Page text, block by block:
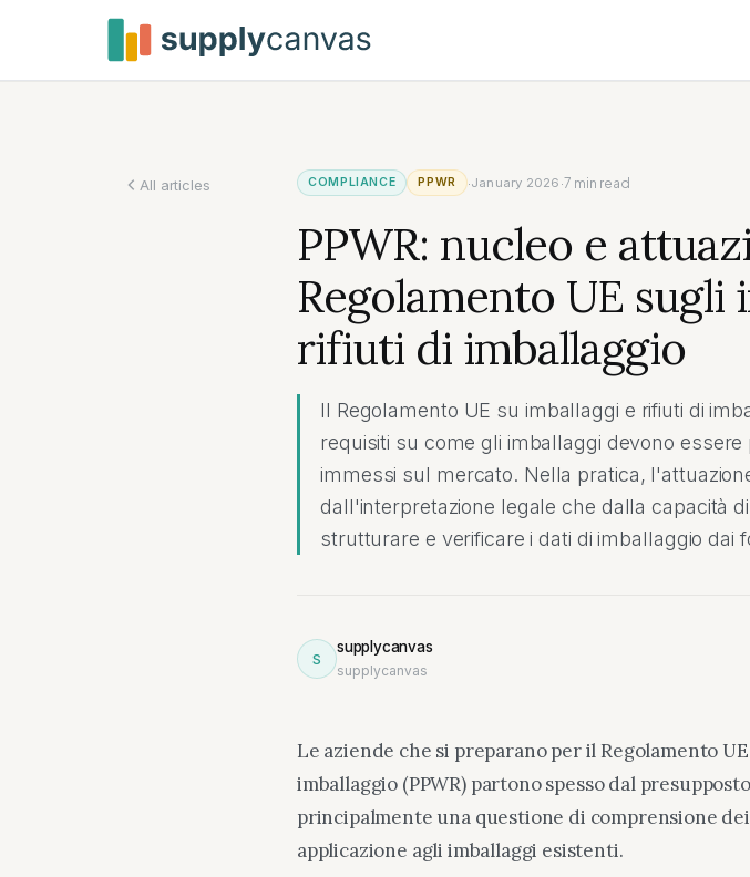
Vai al contenuto principale
All articles COMPLIANCE PPWR ·January 2026 ·7 min read
PPWR: nucleo e
Regolamento UE sugli
rifiuti di imballaggio
Il Regolamento UE su imballaggi e rifiuti di
requisiti su come gli imballaggi devono
immessi sul mercato. Nella pratica,
dall'interpretazione legale che dalla capacità
strutturare e verificare i dati di imballaggio dai
S
supplycanvas
supplycanvas
Le aziende che si preparano per il Regolamento
imballaggio (PPWR) partono spesso dal
principalmente una questione di comprensione
applicazione agli imballaggi esistenti.